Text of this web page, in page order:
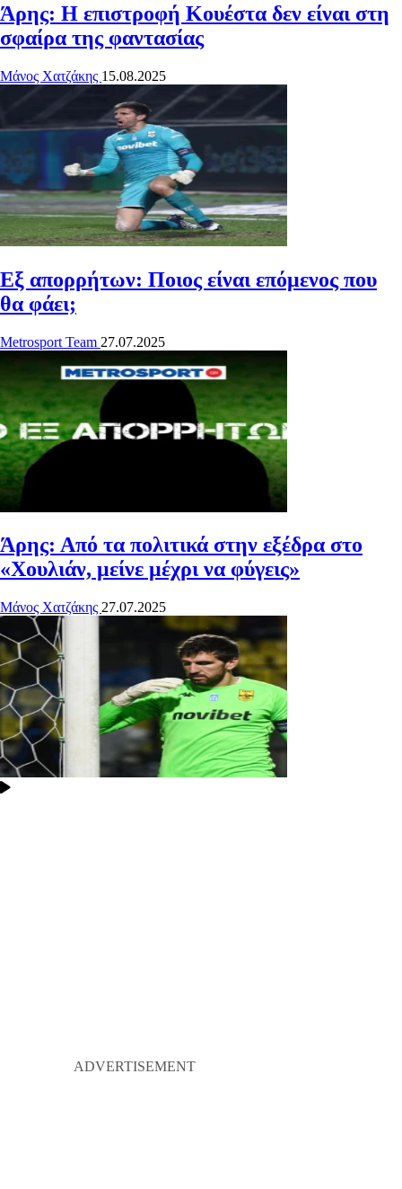
Άρης: Η επιστροφή Κουέστα δεν είναι στη
σφαίρα της φαντασίας
Μάνος Χατζάκης 15.08.2025
Εξ απορρήτων: Ποιος είναι επόμενος που
θα φάει;
Metrosport Team 27.07.2025
Άρης: Από τα πολιτικά στην εξέδρα στο
«Χουλιάν, μείνε μέχρι να φύγεις»
Μάνος Χατζάκης 27.07.2025